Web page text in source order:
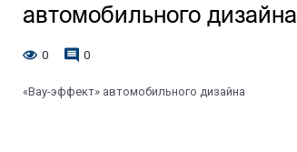
автомобильного дизайна
0 0
«Вау-эффект» автомобильного дизайна